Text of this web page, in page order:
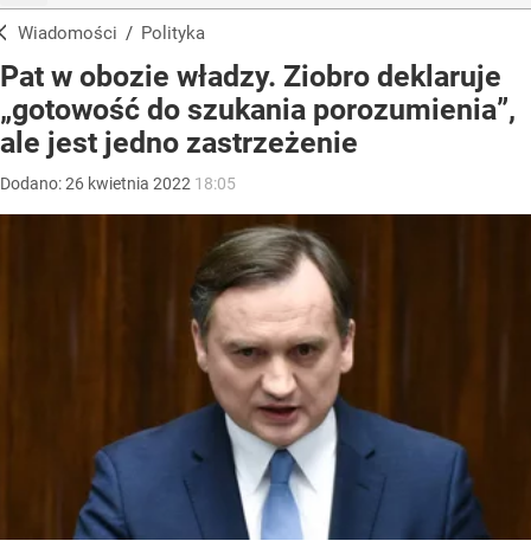
Wiadomości / Polityka
Pat w obozie władzy. Ziobro deklaruje
„gotowość do szukania porozumienia”,
ale jest jedno zastrzeżenie
Dodano:26 kwietnia 2022 18:05